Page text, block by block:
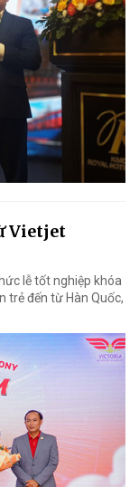
Vietjet
lễ tốt nghiệp khóa
trẻ đến từ Hàn Quốc,